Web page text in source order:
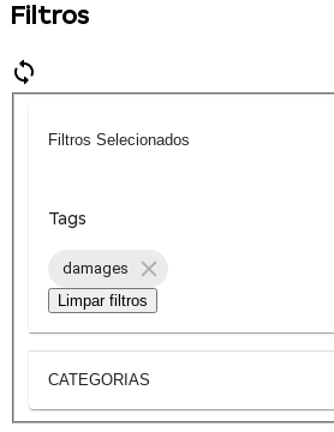
Filtros
Filtros Selecionados
Tags
damages
Limpar filtros
CATEGORIAS